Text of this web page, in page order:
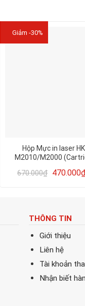
Giảm -30%
Hộp Mực in laser
M2010/M2000
670.000₫ 470.000₫
THÔNG TIN
Giới thiệu
Liên hệ
Tài khoản
Nhận biết